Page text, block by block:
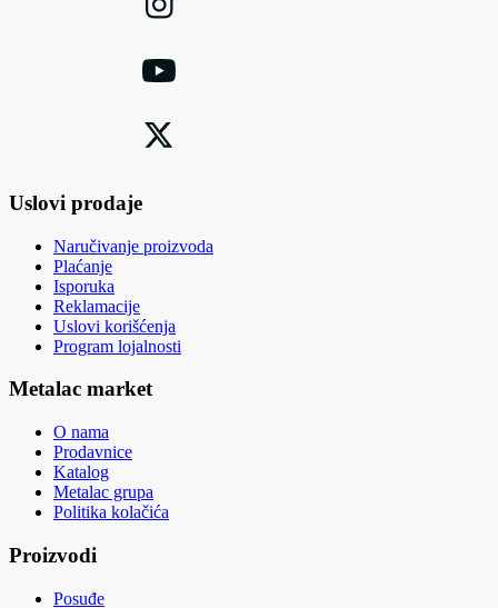
Uslovi prodaje
Naručivanje proizvoda
Plaćanje
Isporuka
Reklamacije
Uslovi korišćenja
Program lojalnosti
Metalac market
O nama
Prodavnice
Katalog
Metalac grupa
Politika kolačića
Proizvodi
Posuđe